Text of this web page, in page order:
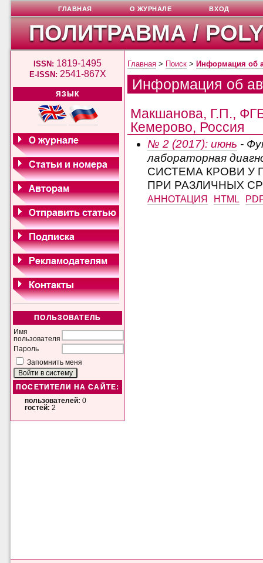
ПОЛИТРАВМА /
ISSN: 1819-1495
E-ISSN: 2541-867X
ЯЗЫК
ПОЛЬЗОВАТЕЛЬ
Имя
пользователя
Пароль
Запомнить меня
ПОСЕТИТЕЛИ НА САЙТЕ:
пользователей: 0
гостей: 2
ГЛАВНАЯ О ЖУРНАЛЕ ВХОД
Главная > Поиск > Информация об
Информация об
Макшанова, Г.П.,
Кемерово, Россия
№ 2 (2017): июнь -
лабораторная
СИСТЕМА КРОВИ У
ПРИ РАЗЛИЧНЫХ
АННОТАЦИЯ HTML